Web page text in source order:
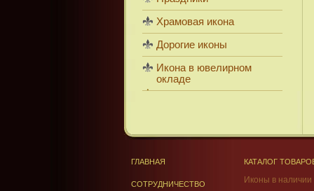
Храмовая икона
Дорогие иконы
Икона в ювелирном
окладе
ГЛАВНАЯ
СОТРУДНИЧЕСТВО
КАТАЛОГ
Иконы в наличии